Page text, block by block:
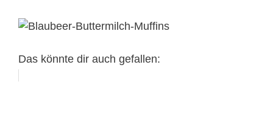
Das könnte dir auch gefallen: